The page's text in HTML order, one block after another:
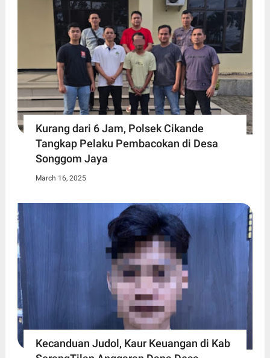
Kurang dari 6 Jam, Polsek Cikande
Tangkap Pelaku Pembacokan di Desa
Songgom Jaya
March 16, 2025
Kecanduan Judol, Kaur Keuangan di Kab